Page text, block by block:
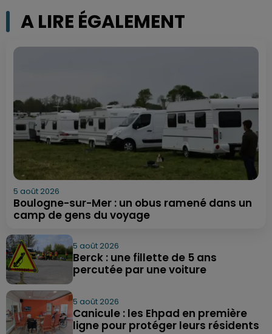
A LIRE ÉGALEMENT
5 août 2026
Boulogne-sur-Mer : un obus ramené dans un
camp de gens du voyage
5 août 2026
Berck : une fillette de 5 ans
percutée par une voiture
5 août 2026
Canicule : les Ehpad en première
ligne pour protéger leurs résidents